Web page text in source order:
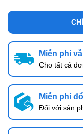
Miễn phí
Cho tất cả
Miễn phí
Đối với sản